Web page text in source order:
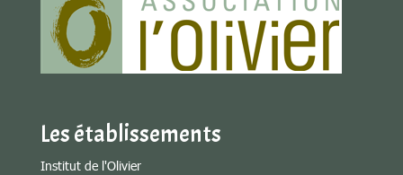
Les établissements
Institut de l'Olivier